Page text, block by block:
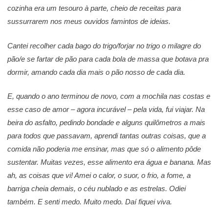
cozinha era um tesouro à parte, cheio de receitas para
sussurrarem nos meus ouvidos famintos de ideias.
Cantei recolher cada bago do trigo/forjar no trigo o milagre do
pão/e se fartar de pão para cada bola de massa que botava pra
dormir, amando cada dia mais o pão nosso de cada dia.
E, quando o ano terminou de novo, com a mochila nas costas e
esse caso de amor – agora incurável – pela vida, fui viajar. Na
beira do asfalto, pedindo bondade e alguns quilômetros a mais
para todos que passavam, aprendi tantas outras coisas, que a
comida não poderia me ensinar, mas que só o alimento pôde
sustentar. Muitas vezes, esse alimento era água e banana. Mas
ah, as coisas que vi! Amei o calor, o suor, o frio, a fome, a
barriga cheia demais, o céu nublado e as estrelas. Odiei
também. E senti medo. Muito medo. Daí fiquei viva.